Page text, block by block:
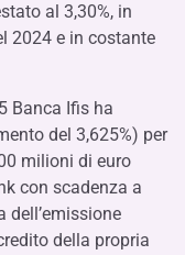
al 3,30%, in
2024 e in costante
Banca Ifis ha
del 3,625%) per
milioni di euro
con scadenza a
dell’emissione
della propria